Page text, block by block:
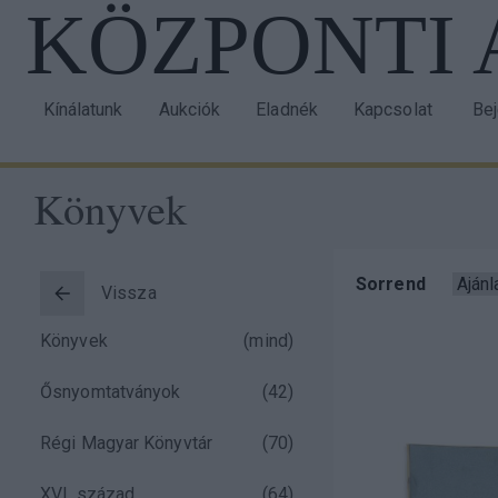
Ugrás
tartalomra
navigation
Kínálatunk Aukciók Eladnék Kapcsolat
Morzsa
Könyvek
Taxonomy
block
Vissza
Könyvek (mind)
Ősnyomtatványok (42)
Régi Magyar Könyvtár (70)
Sorrend